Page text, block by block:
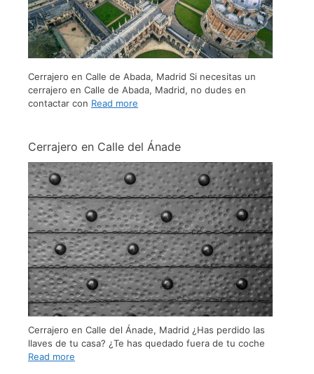
Cerrajero en Calle de Abada, Madrid Si necesitas un
cerrajero en Calle de Abada, Madrid, no dudes en
contactar con Read more
Cerrajero en Calle del Ánade
Cerrajero en Calle del Ánade, Madrid ¿Has perdido las
llaves de tu casa? ¿Te has quedado fuera de tu coche
Read more